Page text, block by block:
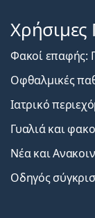
Φακοί επαφής:
Οφθαλμικές
Ιατρικό
Γυαλιά και
Νέα και
Οδηγός